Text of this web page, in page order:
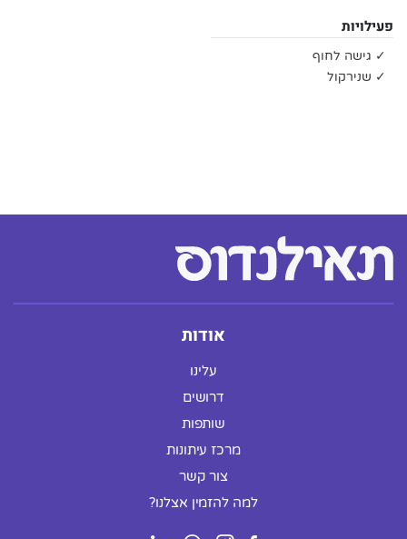
פעילויות
✓ גישה לחוף
✓ שנירקול
אודות
עלינו
דרושים
שותפות
מרכז עיתונות
צור קשר
למה להזמין אצלנו?